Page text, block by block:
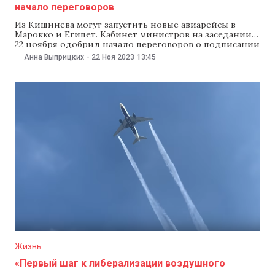
начало переговоров
Из Кишинева могут запустить новые авиарейсы в
Марокко и Египет. Кабинет министров на заседании
22 ноября одобрил начало переговоров о подписании
соглашений с правительствами обеих стран. Как
уточнили в министерстве инфраструктуры, эти
сотрудничества в области воздушного транспорта,
отношений между странами. «Документы установят
Анна Выприцких - 22 Ноя 2023 13:45
Жизнь
«Первый шаг к либерализации воздушного